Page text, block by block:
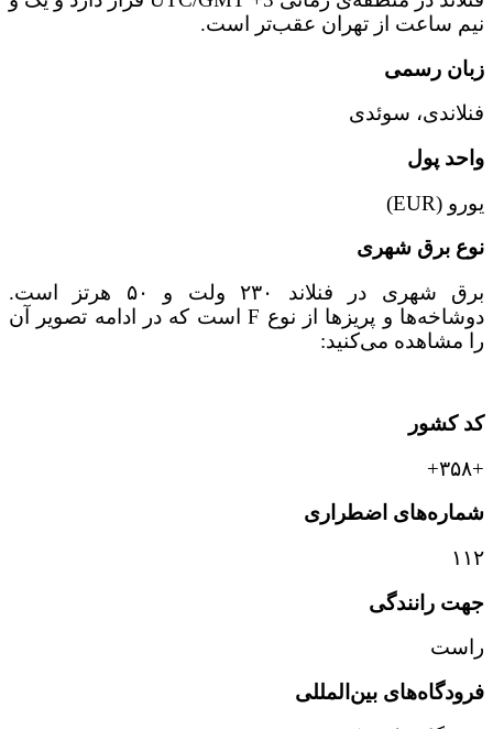
نیم ساعت از تهران عقب‌تر است.
زبان رسمی
فنلاندی، سوئدی
واحد پول
یورو (EUR)
نوع برق شهری
برق شهری در فنلاند ۲۳۰ ولت و ۵۰ هرتز است.
دوشاخه‌ها و پریزها از نوع F است که در ادامه تصویر آن
را مشاهده می‌کنید:
کد کشور
+۳۵۸+
شماره‌های اضطراری
۱۱۲
جهت رانندگی
راست
فرودگاه‌های بین‌المللی